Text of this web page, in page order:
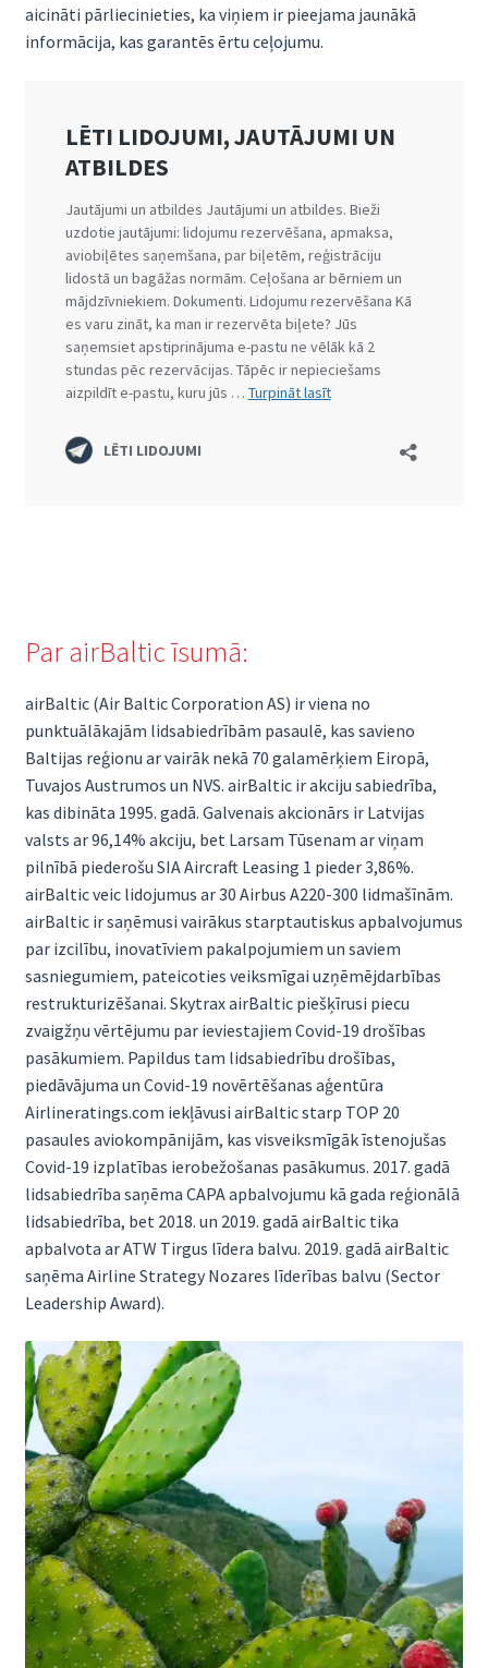
aicināti pārliecinieties, ka viņiem ir pieejama jaunākā
informācija, kas garantēs ērtu ceļojumu.
Par airBaltic īsumā:
airBaltic (Air Baltic Corporation AS) ir viena no
punktuālākajām lidsabiedrībām pasaulē, kas savieno
Baltijas reģionu ar vairāk nekā 70 galamērķiem Eiropā,
Tuvajos Austrumos un NVS. airBaltic ir akciju sabiedrība,
kas dibināta 1995. gadā. Galvenais akcionārs ir Latvijas
valsts ar 96,14% akciju, bet Larsam Tūsenam ar viņam
pilnībā piederošu SIA Aircraft Leasing 1 pieder 3,86%.
airBaltic veic lidojumus ar 30 Airbus A220-300 lidmašīnām.
airBaltic ir saņēmusi vairākus starptautiskus apbalvojumus
par izcilību, inovatīviem pakalpojumiem un saviem
sasniegumiem, pateicoties veiksmīgai uzņēmējdarbības
restrukturizēšanai. Skytrax airBaltic piešķīrusi piecu
zvaigžņu vērtējumu par ieviestajiem Covid-19 drošības
pasākumiem. Papildus tam lidsabiedrību drošības,
piedāvājuma un Covid-19 novērtēšanas aģentūra
Airlineratings.com iekļāvusi airBaltic starp TOP 20
pasaules aviokompānijām, kas visveiksmīgāk īstenojušas
Covid-19 izplatības ierobežošanas pasākumus. 2017. gadā
lidsabiedrība saņēma CAPA apbalvojumu kā gada reģionālā
lidsabiedrība, bet 2018. un 2019. gadā airBaltic tika
apbalvota ar ATW Tirgus līdera balvu. 2019. gadā airBaltic
saņēma Airline Strategy Nozares līderības balvu (Sector
Leadership Award).